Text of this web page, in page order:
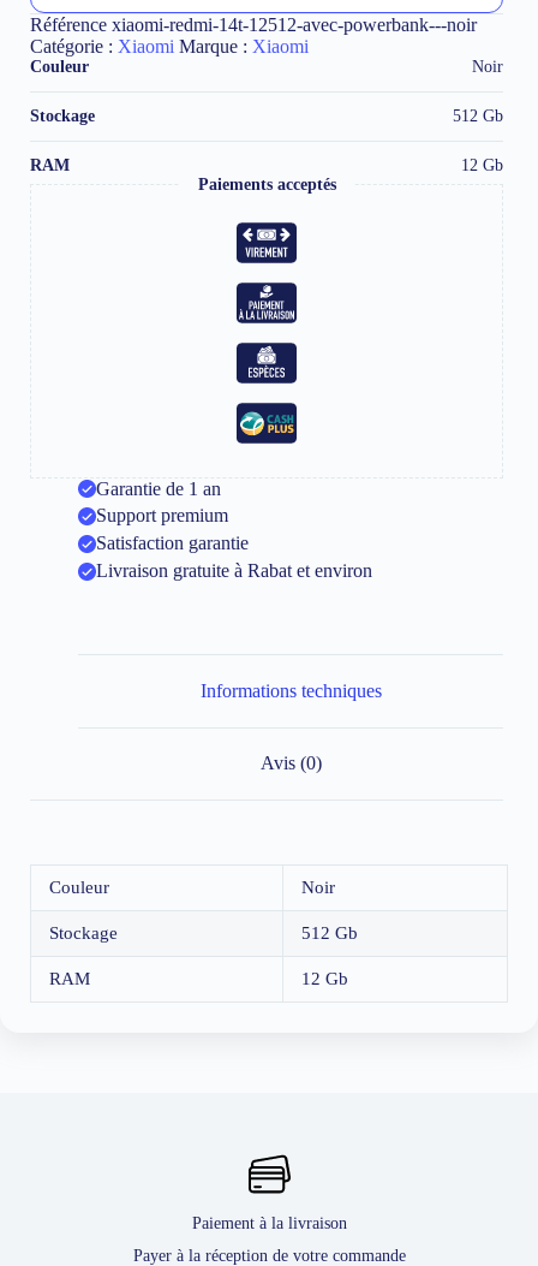
512
Gb
12
PowerBank
Noir
l
t
e
r
n
a
i
e
:
Référence xiaomi-redmi-14t-12512-avec-powerbank---noir
Catégorie : Xiaomi Marque : Xiaomi
Couleur Noir
Stockage 512 Gb
RAM
12 Gb
Paiements acceptés
Garantie de 1 an
Support premium
Satisfaction garantie
Livraison gratuite à Rabat et environ
Informations techniques
Avis (0)
Couleur Noir
Stockage 512 Gb
RAM 12 Gb
Paiement à la livraison
Payer à la réception de votre commande